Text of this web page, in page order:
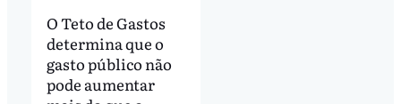
O Teto de Gastos
determina que o
gasto público não
pode aumentar